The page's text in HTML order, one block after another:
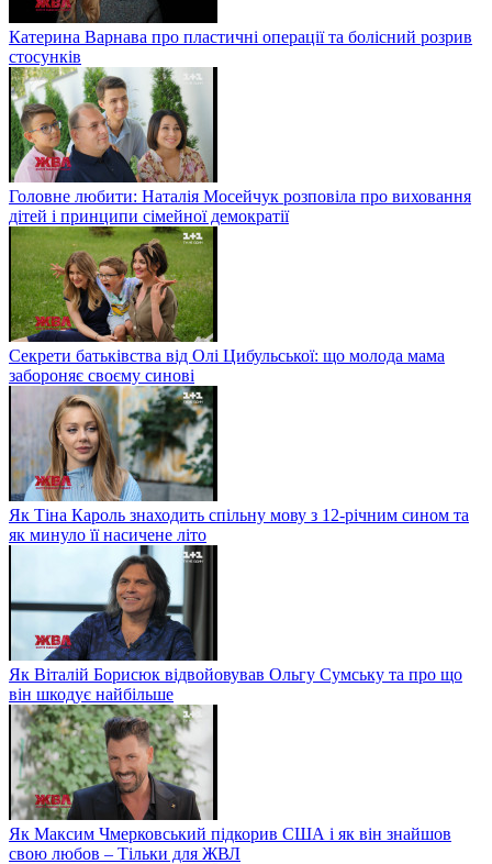
Катерина Варнава про пластичні операції та болісний розрив
стосунків
Головне любити: Наталія Мосейчук розповіла про виховання
дітей і принципи сімейної демократії
Секрети батьківства від Олі Цибульської: що молода мама
забороняє своєму синові
Як Тіна Кароль знаходить спільну мову з 12-річним сином та
як минуло її насичене літо
Як Віталій Борисюк відвойовував Ольгу Сумську та про що
він шкодує найбільше
Як Максим Чмерковський підкорив США і як він знайшов
свою любов – Тільки для ЖВЛ